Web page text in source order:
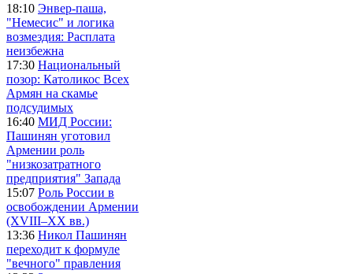
18:10 Энвер-паша,
"Немесис" и логика
возмездия: Расплата
неизбежна
17:30 Национальный
позор: Католикос Всех
Армян на скамье
подсудимых
16:40 МИД России:
Пашинян уготовил
Армении роль
"низкозатратного
предприятия" Запада
15:07 Роль России в
освобождении Армении
(XVIII–XX вв.)
13:36 Никол Пашинян
переходит к формуле
"вечного" правления